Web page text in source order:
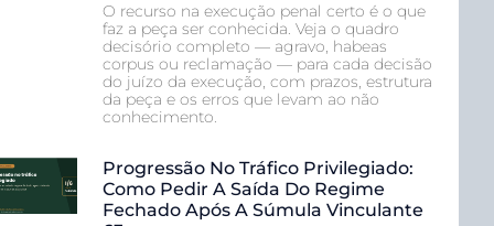
O recurso na execução penal certo é o que
faz a peça ser conhecida. Veja o quadro
decisório completo — agravo, habeas
corpus ou reclamação — para cada decisão
do juízo da execução, com prazos, estrutura
da peça e os erros que levam ao não
conhecimento.
Progressão No Tráfico Privilegiado:
Como Pedir A Saída Do Regime
Fechado Após A Súmula Vinculante